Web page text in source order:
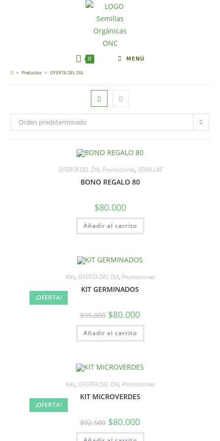
0 MENÚ
> Productos > OFERTA DEL DIA
Orden predeterminado
OFERTA DEL DIA, Promociones, SEMILLAS
BONO REGALO 80
$80.000
Añadir al carrito
¡OFERTA!
Kits, OFERTA DEL DIA, Promociones
KIT GERMINADOS
$95.000 $80.000
Añadir al carrito
¡OFERTA!
Kits, OFERTA DEL DIA, Promociones
KIT MICROVERDES
$92.500 $80.000